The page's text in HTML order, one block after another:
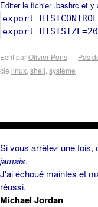
Editer le fichier .bashrc et y
export
export
Ecrit parOlivier Pons Pas
clé linux shell système
Si vous arrêtez une fois,
jamais.
J'ai échoué maintes et
réussi.
Michael Jordan